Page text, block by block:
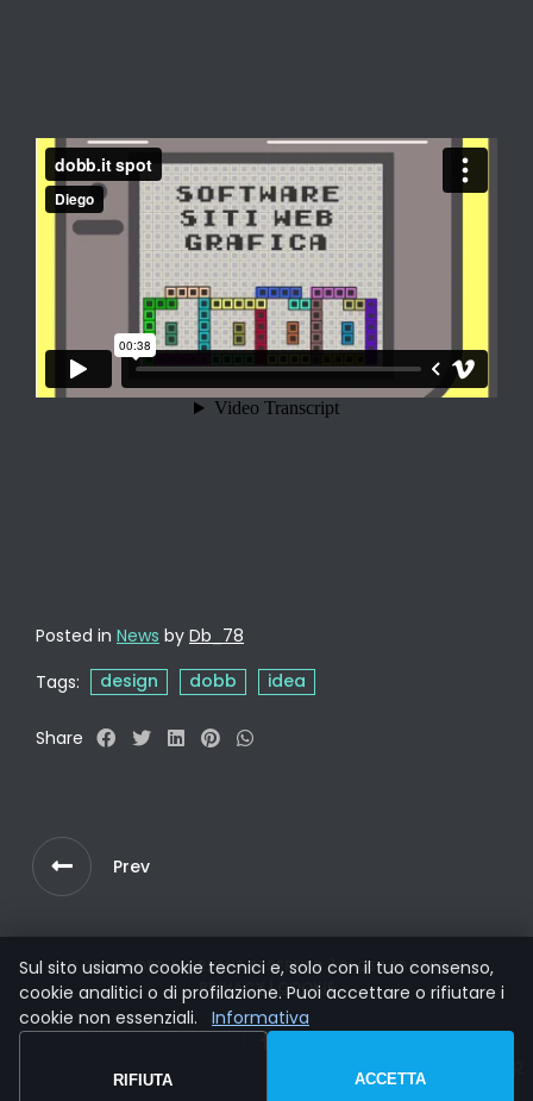
Posted in News by Db_78
Tags:
design dobb idea
Share
Prev
© 2024 DOBB ALL RIGHT RESERVED. | PI 05440440658
PRIVACY|COOKIE
Sul sito usiamo cookie tecnici e, solo con il tuo consenso,
cookie analitici o di profilazione. Puoi accettare o rifiutare i
cookie non essenziali.
Informativa
RIFIUTA ACCETTA